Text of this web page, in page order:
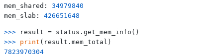
mem_shared: 34979840
mem_slab: 426651648
>>>
>>> print
7823970304